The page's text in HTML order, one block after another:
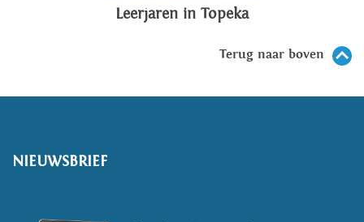
Leerjaren in Topeka
Terug naar boven
NIEUWSBRIEF